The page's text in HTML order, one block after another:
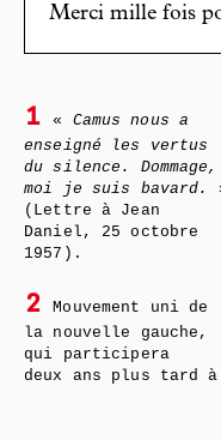
Merci mille fois
1 « Camus nous a
enseigné les vertus
du silence. Dommage,
moi je suis bavard.
(Lettre à Jean
Daniel, 25 octobre
1957).
2
Mouvement uni de
la nouvelle gauche,
qui participera
deux ans plus tard à